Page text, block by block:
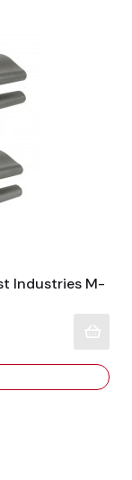
Industries M-